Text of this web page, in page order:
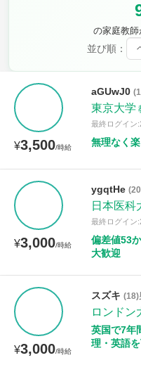
の家庭教師
並び順：
¥3,500/時給
aGUwJ0
東京大学
最終ログイン
無理なく
¥3,000/時給
ygqtHe
日本医科
最終ログイン
偏差値53
大歓迎
¥3,000/時給
スズキ (18)
ロンドン
英国で7年
理・英語
現代文
公民 芸術
時給：¥1,000 ～ ¥10,000
授業可能日
月曜日 火曜日
土曜日 日曜日
距離：15km以内